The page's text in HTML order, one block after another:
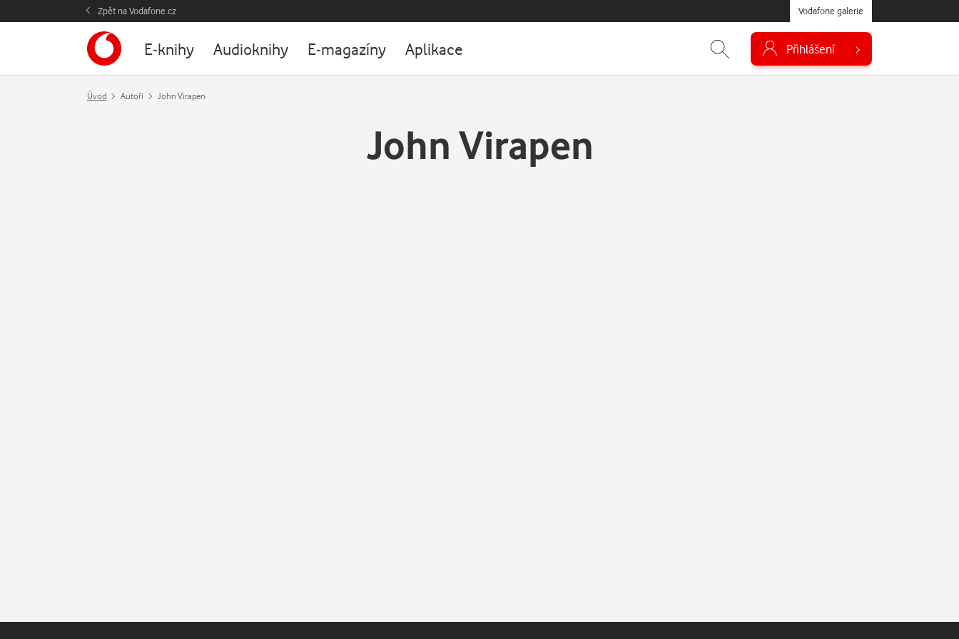
Zpět na Vodafone.cz Vodafone galerie
E-knihy Audioknihy E-magazíny Aplikace Přihlášení
Úvod Autoři John Virapen
John Virapen